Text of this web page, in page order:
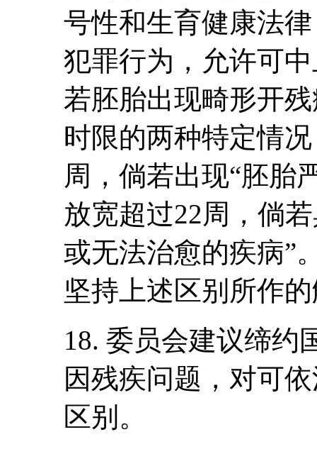
号性和生育健康法
犯罪行为，允许可
若胚胎出现畸形开
时限的两种特定情
周，倘若出现“胚胎
放宽超过22周，倘
或无法治愈的疾病”
坚持上述区别所作
18. 委员会建议缔约
因残疾问题，对可
区别。